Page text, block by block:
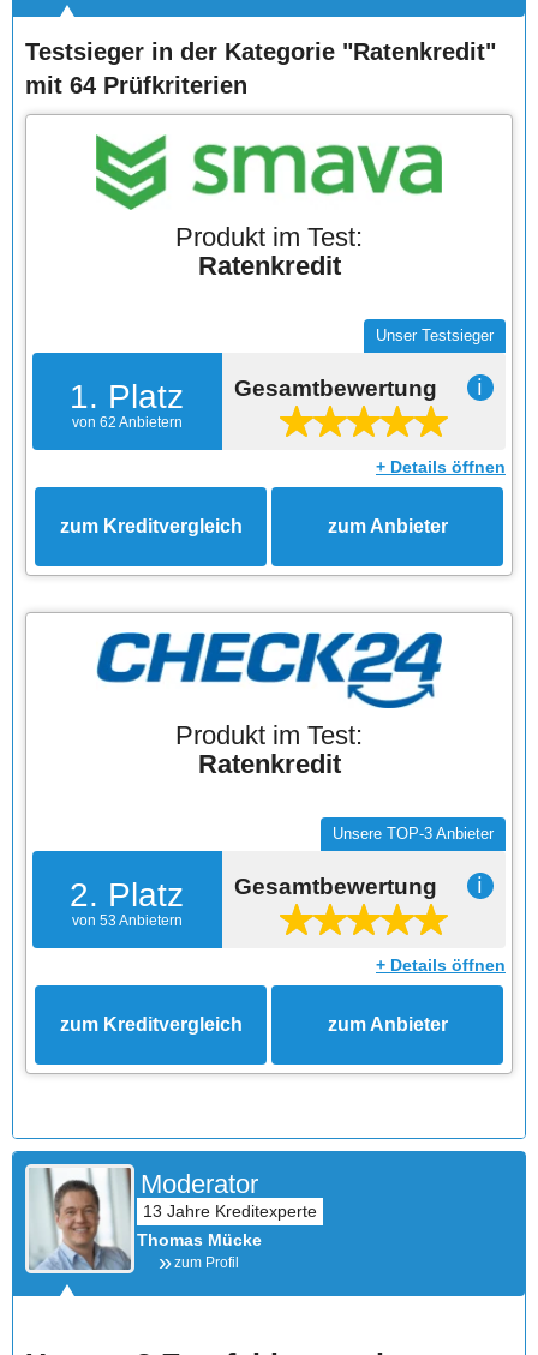
Testsieger in der Kategorie "Ratenkredit"
mit 64 Prüfkriterien
Produkt im Test:
Ratenkredit
1. Platz
von 62 Anbietern
Unser Testsieger
Gesamtbewertung ℹ
+ Details öffnen
zum Kreditvergleich zum Anbieter
Produkt im Test:
Ratenkredit
2. Platz
von 53 Anbietern
Unsere TOP-3 Anbieter
Gesamtbewertung ℹ
+ Details öffnen
zum Kreditvergleich zum Anbieter
Moderator
Thomas Mücke
zum Profil